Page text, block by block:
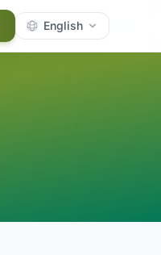
English